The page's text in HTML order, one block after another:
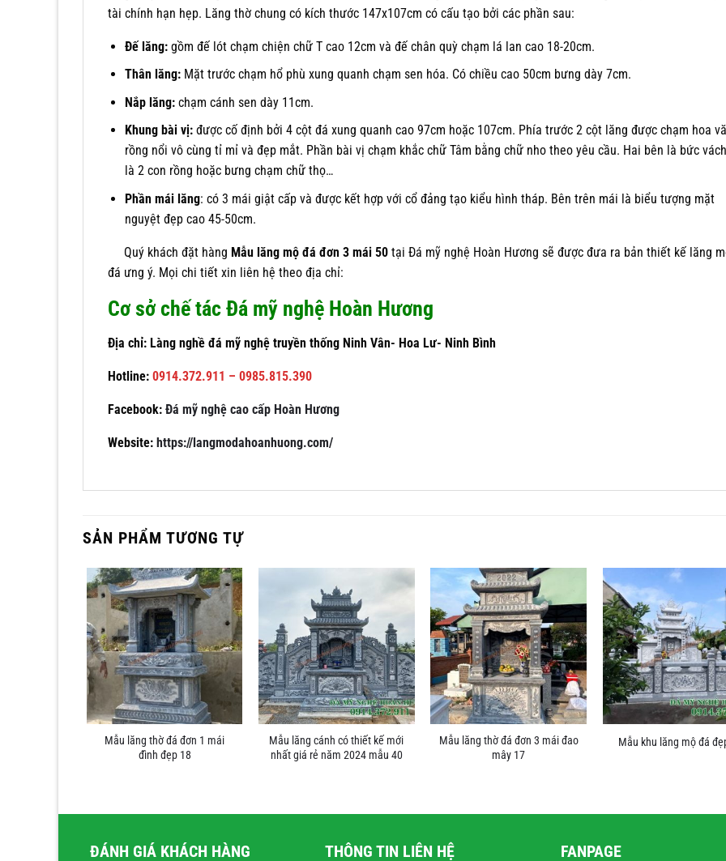
tài chính hạn hẹp. Lăng thờ chung có kích thước 147x107cm có cấu tạo bởi các phần sau:
Đế lăng:gồm đế lót chạm chiện chữ T cao 12cm và đế chân quỳ chạm lá lan cao 18-20cm.
Thân lăng:Mặt trước chạm hổ phù xung quanh chạm sen hóa. Có chiều cao 50cm bưng dày 7cm.
Nắp lăng:chạm cánh sen dày 11cm.
Khung bài vị:được cố định bởi 4 cột đá xung quanh cao 97cm hoặc 107cm. Phía trước 2 cột lăng được chạm hoa
rồng nổi vô cùng tỉ mỉ và đẹp mắt. Phần bài vị chạm khắc chữ Tâm bằng chữ nho theo yêu cầu. Hai bên là bức vách
là 2 con rồng hoặc bưng chạm chữ thọ…
Phần mái lăng: có 3 mái giật cấp và được kết hợp với cổ đảng tạo kiểu hình tháp. Bên trên mái là biểu tượng mặt
nguyệt đẹp cao 45-50cm.
Quý khách đặt hàng Mẫu lăng mộ đá đơn 3 mái 50 tại Đá mỹ nghệ Hoàn Hương sẽ được đưa ra bản thiết kế lăng
đá ưng ý. Mọi chi tiết xin liên hệ theo địa chỉ:
Cơ sở chế tác Đá mỹ nghệ Hoàn Hương
Địa chỉ: Làng nghề đá mỹ nghệ truyền thống Ninh Vân- Hoa Lư- Ninh Bình
Hotline: 0914.372.911 – 0985.815.390
Facebook: Đá mỹ nghệ cao cấp Hoàn Hương
Website: https://langmodahoanhuong.com/
SẢN PHẨM TƯƠNG TỰ
Mẫu lăng thờ đá đơn 1 mái
đình đẹp 18
Mẫu lăng cánh có thiết kế mới
nhất giá rẻ năm 2024 mẫu 40
Mẫu lăng thờ đá đơn 3 mái đao
mây 17
Mẫu khu lăng mộ đá
ĐÁNH GIÁ KHÁCH HÀNG THÔNG TIN LIÊN HỆ FANPAGE